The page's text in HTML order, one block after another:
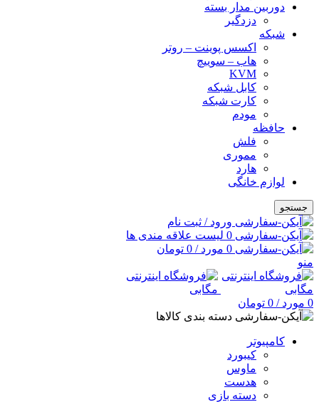
دوربین مدار بسته
دزدگیر
شبکه
اکسس پوینت – روتر
هاب – سوییچ
KVM
کابل شبکه
کارت شبکه
مودم
حافظه
فلش
مموری
هارد
لوازم خانگی
جستجو
ورود / ثبت نام
0 لیست علاقه مندی ها
0 مورد/
0 تومان
منو
0 مورد/
0 تومان
دسته بندی کالاها
کامپیوتر
کیبورد
ماوس
هدست
دسته بازی